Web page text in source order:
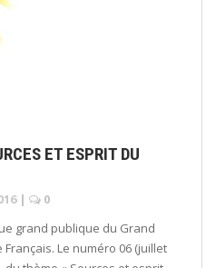
ET ESPRIT DU
|
0
grand publique du Grand
Français. Le numéro 06 (juillet